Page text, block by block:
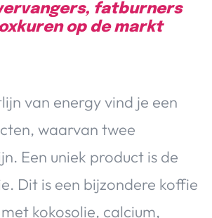
fatburners
op de markt
van energy vind je een
waarvan twee
Een uniek product is de
Dit is een bijzondere koffie
kokosolie, calcium,